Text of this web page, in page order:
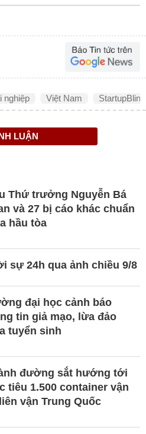
nghiệp Việt Nam StartupBlink
LUẬN
Thứ trưởng Nguyễn Bá
và 27 bị cáo khác chuẩn
hầu tòa
sự 24h qua ảnh chiều 9/8
đại học cảnh báo
tin giả mạo, lừa đảo
tuyển sinh
đường sắt hướng tới
tiêu 1.500 container vận
vận Trung Quốc